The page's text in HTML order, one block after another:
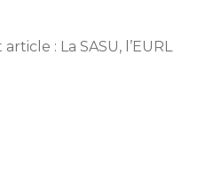
: La SASU, l’EURL